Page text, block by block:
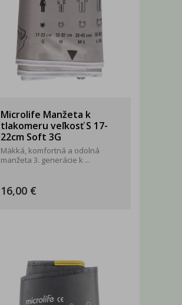
Microlife Manžeta k
tlakomeru veľkosť S 17-
22cm Soft 3G
Mäkká, komfortná a odolná
manžeta 3. generácie k ...
16,00 €